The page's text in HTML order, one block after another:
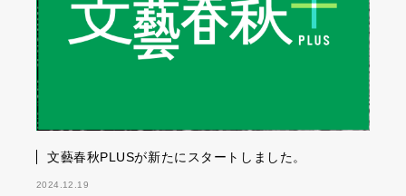
文藝春秋PLUSが新たにスタートしました。
2024.12.19